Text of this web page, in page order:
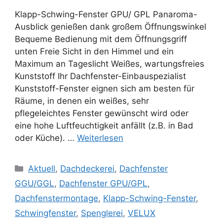
Klapp-Schwing-Fenster GPU/ GPL Panaroma-
Ausblick genießen dank großem Öffnungswinkel
Bequeme Bedienung mit dem Öffnungsgriff
unten Freie Sicht in den Himmel und ein
Maximum an Tageslicht Weißes, wartungsfreies
Kunststoff Ihr Dachfenster-Einbauspezialist
Kunststoff-Fenster eignen sich am besten für
Räume, in denen ein weißes, sehr
pflegeleichtes Fenster gewünscht wird oder
eine hohe Luftfeuchtigkeit anfällt (z.B. in Bad
oder Küche). … Weiterlesen
Kategorien
Aktuell, Dachdeckerei, Dachfenster
GGU/GGL, Dachfenster GPU/GPL,
Dachfenstermontage, Klapp-Schwing-Fenster,
Schwingfenster, Spenglerei, VELUX